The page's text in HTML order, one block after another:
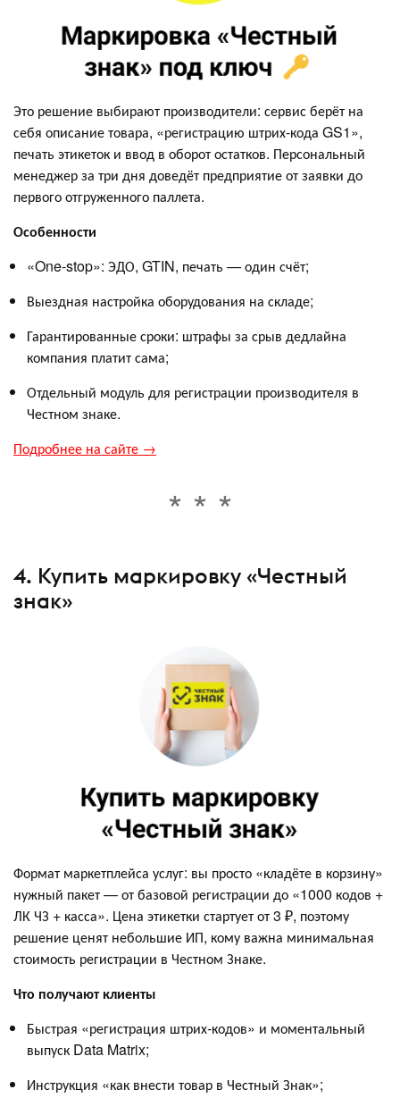
Это решение выбирают производители: сервис берёт на
себя описание товара, «регистрацию штрих-кода GS1»,
печать этикеток и ввод в оборот остатков. Персональный
менеджер за три дня доведёт предприятие от заявки до
первого отгруженного паллета.
Особенности
«One-stop»: ЭДО, GTIN, печать — один счёт;
Выездная настройка оборудования на складе;
Гарантированные сроки: штрафы за срыв дедлайна
компания платит сама;
Отдельный модуль для регистрации производителя в
Честном знаке.
Подробнее на сайте →
4. Купить маркировку «Честный
знак»
Формат маркетплейса услуг: вы просто «кладёте в корзину»
нужный пакет — от базовой регистрации до «1000 кодов +
ЛК ЧЗ + касса». Цена этикетки стартует от 3 ₽, поэтому
решение ценят небольшие ИП, кому важна минимальная
стоимость регистрации в Честном Знаке.
Что получают клиенты
Быстрая «регистрация штрих-кодов» и моментальный
выпуск Data Matrix;
Инструкция «как внести товар в Честный Знак»;